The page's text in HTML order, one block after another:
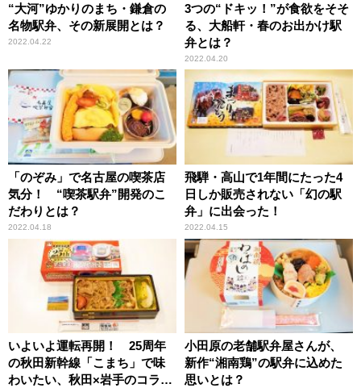
“大河”ゆかりのまち・鎌倉の
名物駅弁、その新展開とは？
2022.04.22
3つの“ドキッ！”が食欲をそそ
る、大船軒・春のお出かけ駅
弁とは？
2022.04.20
「のぞみ」で名古屋の喫茶店
気分！ “喫茶駅弁”開発のこ
だわりとは？
2022.04.18
飛騨・高山で1年間にたった4
日しか販売されない「幻の駅
弁」に出会った！
2022.04.15
いよいよ運転再開！ 25周年
の秋田新幹線「こまち」で味
わいたい、秋田×岩手のコラボ
小田原の老舗駅弁屋さんが、
新作“湘南鶏”の駅弁に込めた
思いとは？